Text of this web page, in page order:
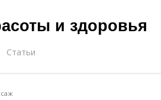
и здоровья
Статьи